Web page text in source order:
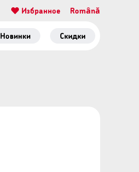
Избранное Română
Новинки Скидки